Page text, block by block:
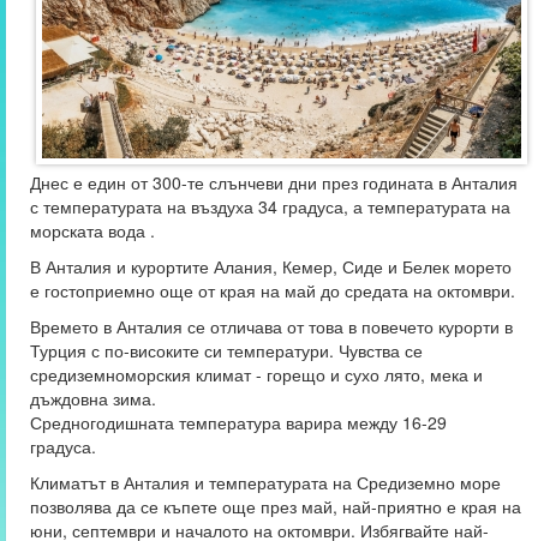
Днес е един от 300-те слънчеви дни през годината в Анталия
с температурата на въздуха 34 градуса, а температурата на
морската вода .
В Анталия и курортите Алания, Кемер, Сиде и Белек морето
е гостоприемно още от края на май до средата на октомври.
Времето в Анталия се отличава от това в повечето курорти в
Турция с по-високите си температури. Чувства се
средиземноморския климат - горещо и сухо лято, мека и
дъждовна зима.
Средногодишната температура варира между 16-29
градуса.
Климатът в Анталия и температурата на Средиземно море
позволява да се къпете още през май, най-приятно е края на
юни, септември и началото на октомври. Избягвайте най-